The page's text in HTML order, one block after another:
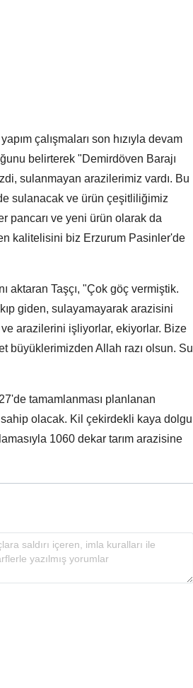
çalışmaları son hızıyla devam
belirterek "Demirdöven Barajı
sulanmayan arazilerimiz vardı. Bu
sulanacak ve ürün çeşitliliğimiz
pancarı ve yeni ürün olarak da
kalitelisini biz Erzurum Pasinler'de
aktaran Taşçı, "Çok göç vermiştik.
giden, sulayamayarak arazisini
ve arazilerini işliyorlar, ekiyorlar. Bize
büyüklerimizden Allah razı olsun. Su
tamamlanması planlanan
olacak. Kil çekirdekli kaya dolgu
1060 dekar tarım arazisine